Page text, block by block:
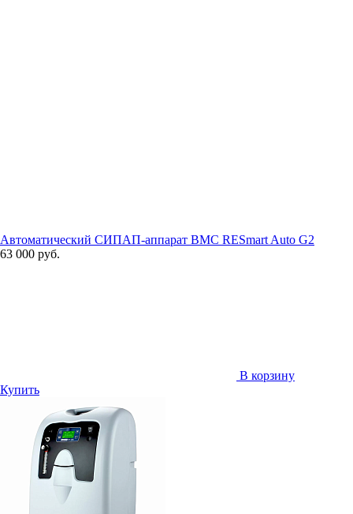
Автоматический СИПАП-аппарат BMC RESmart Auto G2
63 000 руб.
В корзину
Купить